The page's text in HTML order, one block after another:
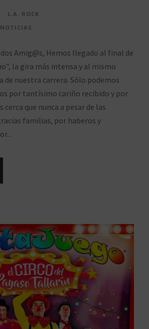
L.A. ROCK
NOTICIAS
Amig@s, Hemos llegado al final de
la gira más intensa y al mismo
nuestra carrera. Sólo podemos
por tantísimo cariño recibido y por
que nunca a pesar de las
familias, por haberos y